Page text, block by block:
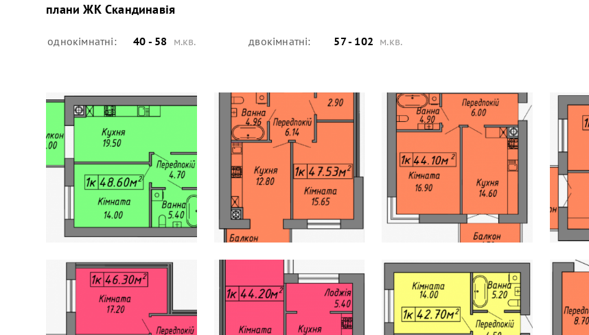
планиЖК Скандинавія
однокімнатні: 40 - 58 м.кв. двокімнатні: 57 - 102 м.кв.